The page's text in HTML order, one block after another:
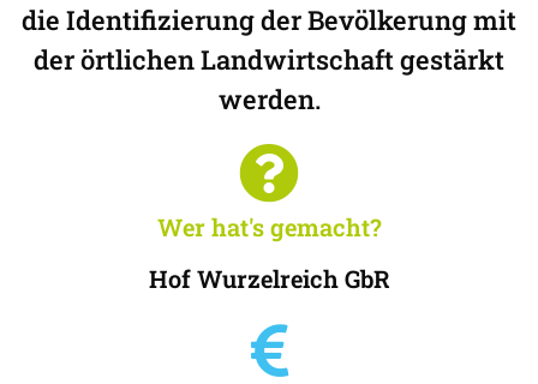
die Identifizierung der Bevölkerung mit
der örtlichen Landwirtschaft gestärkt
werden.
Wer hat's gemacht?
Hof Wurzelreich GbR